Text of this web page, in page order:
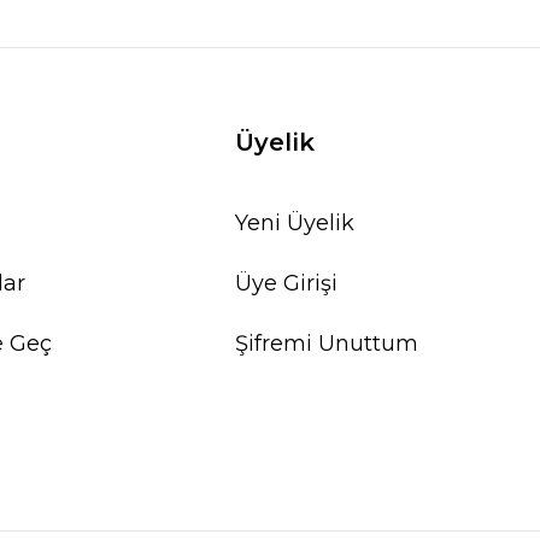
Geç
Üyelik
Yeni Üyelik
Üye Girişi
Şifremi Unuttum